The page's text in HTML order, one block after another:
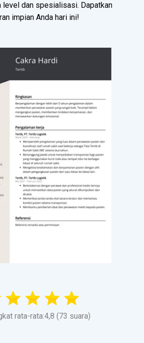
level dan spesialisasi. Dapatkan
impian Anda hari ini!
rata-rata:4,8 (73 suara)